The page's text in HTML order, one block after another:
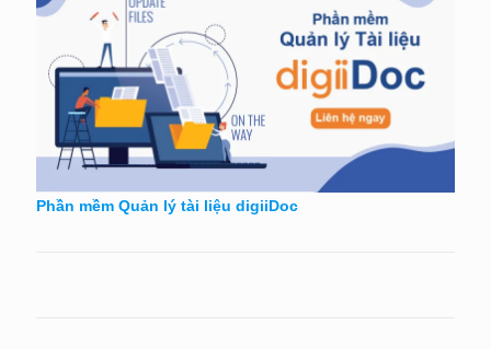
Phần mềm Quản lý tài liệu digiiDoc